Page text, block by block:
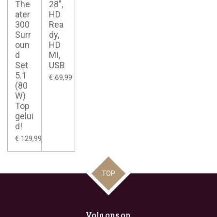
The
ater
300
Surr
oun
d
Set
5.1
(80
W)
Top
gelui
d!
€ 129,99
28",
HD
Rea
dy,
HD
MI,
USB
€ 69,99
TOP